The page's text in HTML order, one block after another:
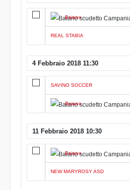
Baiano
REAL STABIA
4 Febbraio 2018 11:30
SAVINO SOCCER
Baiano
11 Febbraio 2018 10:30
Baiano
NEW MARYROSY ASD